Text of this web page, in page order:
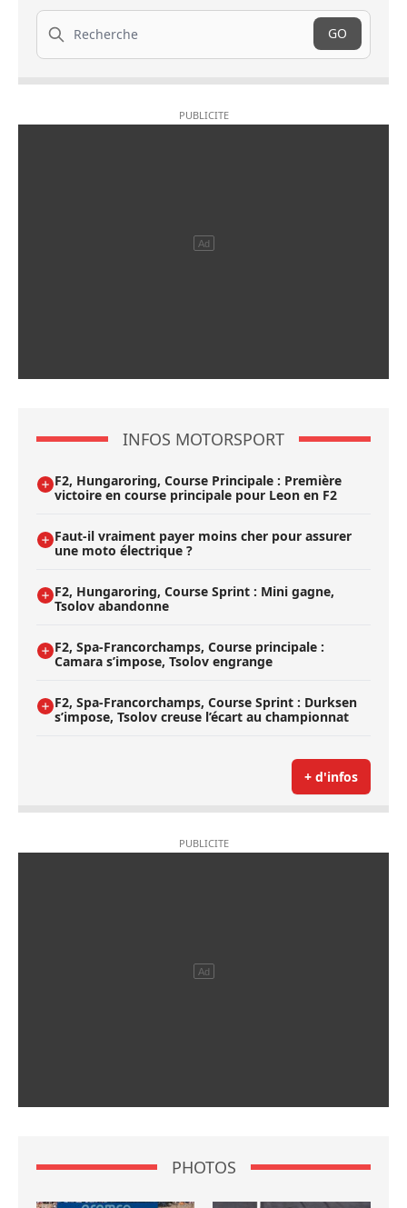
Recherche
GO
INFOS MOTORSPORT
F2, Hungaroring, Course Principale : Première
victoire en course principale pour Leon en F2
Faut-il vraiment payer moins cher pour assurer
une moto électrique ?
F2, Hungaroring, Course Sprint : Mini gagne,
Tsolov abandonne
F2, Spa-Francorchamps, Course principale :
Camara s’impose, Tsolov engrange
F2, Spa-Francorchamps, Course Sprint : Durksen
s’impose, Tsolov creuse l’écart au championnat
+ d'infos
PHOTOS